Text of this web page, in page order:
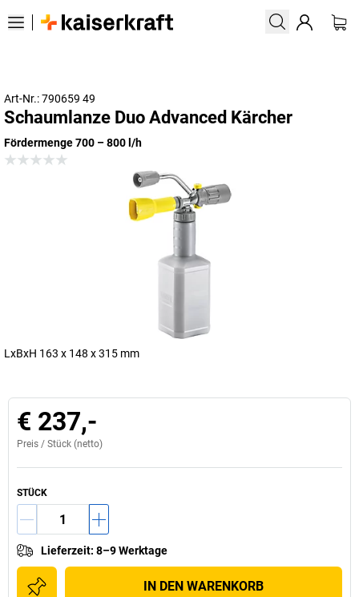
Art-Nr.: 790659 49
Schaumlanze Duo Advanced Kärcher
Fördermenge 700 – 800 l/h
LxBxH 163 x 148 x 315 mm
€ 237,-
Preis / Stück (netto)
STÜCK
Lieferzeit: 8–9 Werktage
IN DEN WARENKORB